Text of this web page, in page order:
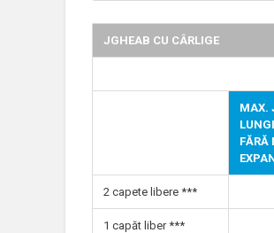
JGHEAB CU CÂRLIGE
MAX.
FĂRĂ
2 capete libere ***
1 capăt liber ***